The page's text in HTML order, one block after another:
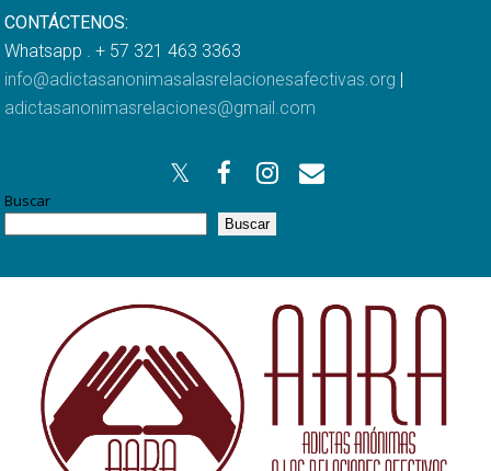
CONTÁCTENOS:
Whatsapp . + 57 321 463 3363
info@adictasanonimasalasrelacionesafectivas.org |
adictasanonimasrelaciones@gmail.com
Buscar
Buscar